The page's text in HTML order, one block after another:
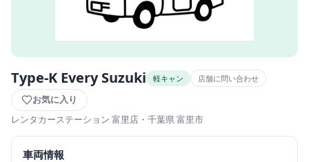
Type-K Every Suzuki 軽キャン 店舗に問い合わせ
お気に入り
レンタカーステーション 富里店 ・千葉県 富里市
車両情報